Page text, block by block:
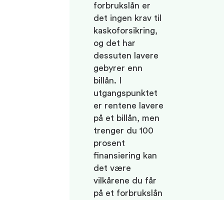
forbrukslån er
det ingen krav til
kaskoforsikring,
og det har
dessuten lavere
gebyrer enn
billån. I
utgangspunktet
er rentene lavere
på et billån, men
trenger du 100
prosent
finansiering kan
det være
vilkårene du får
på et forbrukslån